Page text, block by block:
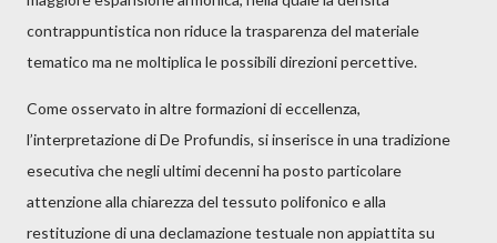
contrappuntistica non riduce la trasparenza del materiale
tematico ma ne moltiplica le possibili direzioni percettive.
Come osservato in altre formazioni di eccellenza,
l’interpretazione di De Profundis, si inserisce in una tradizione
esecutiva che negli ultimi decenni ha posto particolare
attenzione alla chiarezza del tessuto polifonico e alla
restituzione di una declamazione testuale non appiattita su